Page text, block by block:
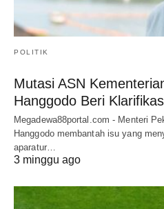
POLITIK
Mutasi ASN
Hanggodo Beri
Megadewa88portal.com - Menteri
Hanggodo membantah isu yang
aparatur…
3 minggu ago